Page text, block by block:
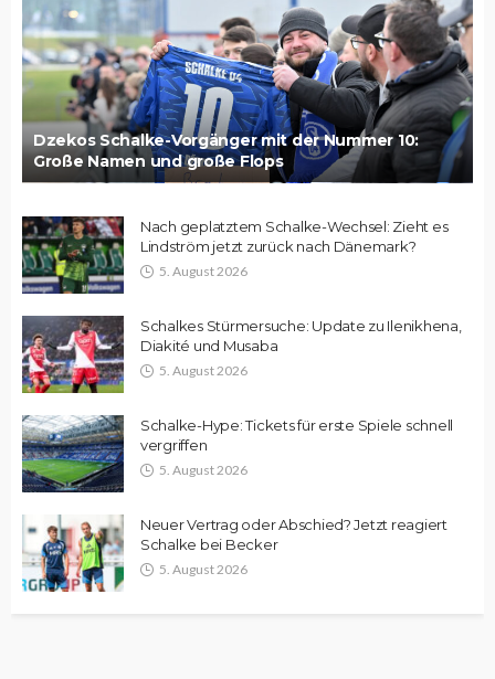
Dzekos Schalke-Vorgänger mit der Nummer 10:
Große Namen und große Flops
Nach geplatztem Schalke-Wechsel: Zieht es
Lindström jetzt zurück nach Dänemark?
5. August 2026
Schalkes Stürmersuche: Update zu Ilenikhena,
Diakité und Musaba
5. August 2026
Schalke-Hype: Tickets für erste Spiele schnell
vergriffen
5. August 2026
Neuer Vertrag oder Abschied? Jetzt reagiert
Schalke bei Becker
5. August 2026